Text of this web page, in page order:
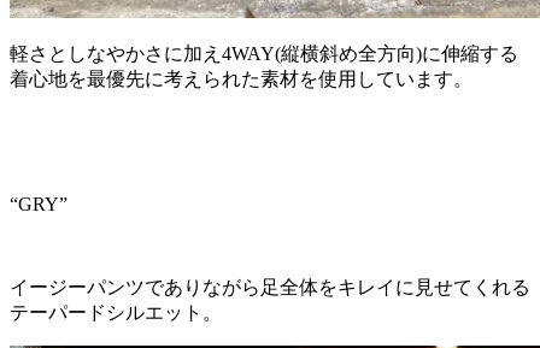
軽さとしなやかさに加え4WAY(縦横斜め全方向)に伸縮する
着心地を最優先に考えられた素材を使用しています。
“GRY”
イージーパンツでありながら足全体をキレイに見せてくれる
テーパードシルエット。